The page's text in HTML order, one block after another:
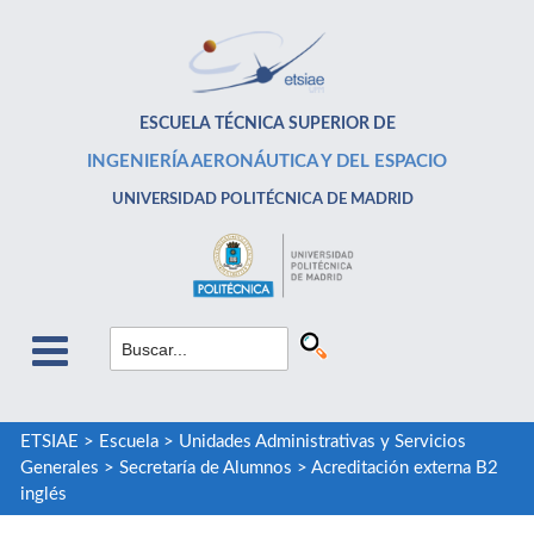
ESCUELA TÉCNICA SUPERIOR DE
INGENIERÍA AERONÁUTICA Y DEL ESPACIO
UNIVERSIDAD POLITÉCNICA DE MADRID
ETSIAE > Escuela> Unidades Administrativas y Servicios
Generales > Secretaría de Alumnos > Acreditación externa B2
inglés